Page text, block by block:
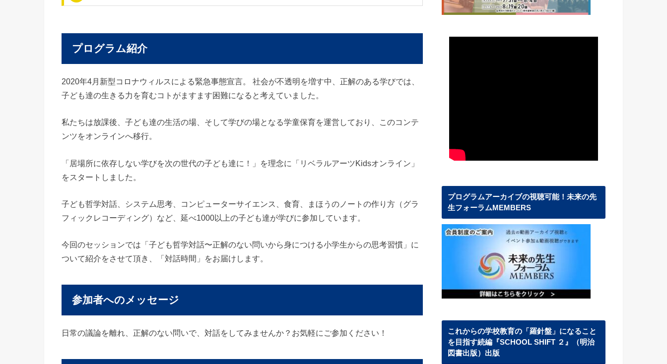
プログラム紹介
2020年4月新型コロナウィルスによる緊急事態宣言。 社会が不透明を増す中、正解のある学びでは、
子ども達の生きる力を育むコトがますます困難になると考えていました。
私たちは放課後、子ども達の生活の場、そして学びの場となる学童保育を運営しており、このコンテ
ンツをオンラインへ移行。
「居場所に依存しない学びを次の世代の子ども達に！」を理念に「リベラルアーツKidsオンライン」
をスタートしました。
子ども哲学対話、システム思考、コンピューターサイエンス、食育、まほうのノートの作り方（グラ
フィックレコーディング）など、延べ1000以上の子ども達が学びに参加しています。
今回のセッションでは「子ども哲学対話〜正解のない問いから身につける小学生からの思考習慣」に
ついて紹介をさせて頂き、「対話時間」をお届けします。
参加者へのメッセージ
日常の議論を離れ、正解のない問いで、対話をしてみませんか？お気軽にご参加ください！
プログラムアーカイブの視聴可能！未来の先
生フォーラムMEMBERS
これからの学校教育の「羅針盤」になること
を目指す続編『SCHOOL SHIFT ２』（明治
図書出版）出版